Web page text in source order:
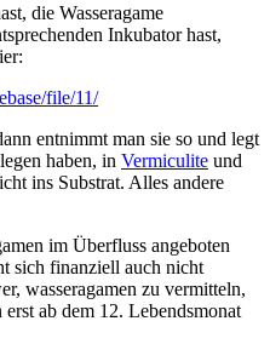
die Wasseragame
Inkubator hast,
file/11/
entnimmt man sie so und legt
haben, in Vermiculite und
ins Substrat. Alles andere
im Überfluss angeboten
sich finanziell auch nicht
wasseragamen zu vermitteln,
ab dem 12. Lebendsmonat